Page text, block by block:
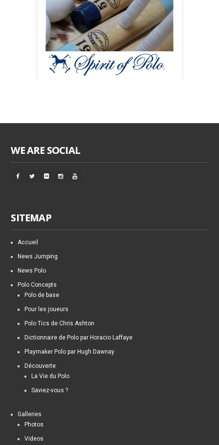
WE ARE SOCIAL
SITEMAP
Accueil
News Jumping
News Polo
Polo Concepts
Polo de base
Pour les joueurs
Polo Tics de Chris Ashton
Dictionnaire de Polo par Horacio Laffaye
Playmaker Polo par Hugh Dawnay
Découverte
La Vie du Polo
Saviez-vous ?
Galleries
Photos
Videos